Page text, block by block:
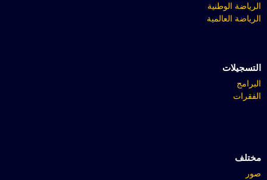
الرياضة الوطنية
الرياضة العالمية
التسجيلات
البرامج
الفقرات
مختلف
صور